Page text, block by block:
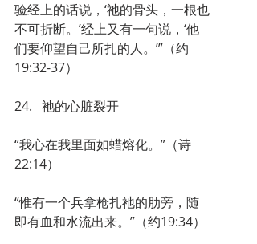
验经上的话说，‘祂的骨头，一根也
不可折断。’经上又有一句说，‘他
们要仰望自己所扎的人。’”（约
19:32-37）
24.   祂的心脏裂开
“我心在我里面如蜡熔化。”（诗
22:14）
“惟有一个兵拿枪扎祂的肋旁，随
即有血和水流出来。”（约19:34）